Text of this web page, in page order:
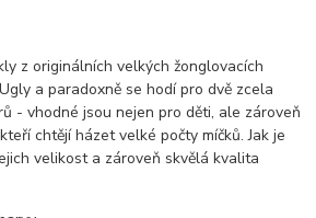
z originálních velkých žonglovacích
a paradoxně se hodí pro dvě zcela
- vhodné jsou nejen pro děti, ale zároveň
chtějí házet velké počty míčků. Jak je
velikost a zároveň skvělá kvalita